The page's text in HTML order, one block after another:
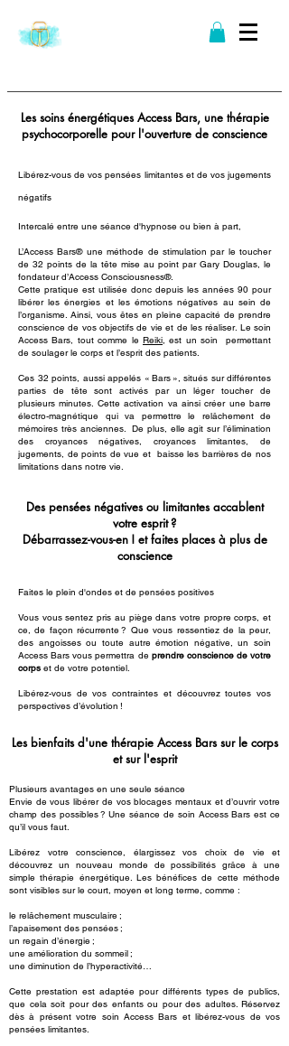
Les soins énergétiques Access Bars, une thérapie
psychocorporelle pour l'ouverture de conscience
Libérez-vous de vos pensées limitantes et de vos jugements
négatifs
Intercalé entre une séance d'hypnose ou bien à part,
L’Access Bars® une méthode de stimulation par le toucher
de 32 points de la tête mise au point par Gary Douglas, le
fondateur d’Access Consciousness®.
Cette pratique est utilisée donc depuis les années 90 pour
libérer les énergies et les émotions négatives au sein de
l’organisme. Ainsi, vous êtes en pleine capacité de prendre
conscience de vos objectifs de vie et de les réaliser. Le soin
Access Bars, tout comme le Reiki, est un soin permettant
de soulager le corps et l’esprit des patients.
Ces 32 points, aussi appelés « Bars », situés sur différentes
parties de tête sont activés par un léger toucher de
plusieurs minutes. Cette activation va ainsi créer une barre
électro-magnétique qui va permettre le relâchement de
mémoires très anciennes. De plus, elle agit sur l’élimination
des croyances négatives, croyances limitantes, de
jugements, de points de vue et baisse les barrières de nos
limitations dans notre vie.
Des pensées négatives ou limitantes accablent
votre esprit ?
Débarrassez-vous-en ! et faites places à plus de
conscience
Faites le plein d'ondes et de pensées positives
Vous vous sentez pris au piège dans votre propre corps, et
ce, de façon récurrente ? Que vous ressentiez de la peur,
des angoisses ou toute autre émotion négative, un soin
Access Bars vous permettra de prendre conscience de votre
corps et de votre potentiel.
Libérez-vous de vos contraintes et découvrez toutes vos
perspectives d’évolution !
Les bienfaits d'une thérapie Access Bars sur le corps
et sur l'esprit
Plusieurs avantages en une seule séance
Envie de vous libérer de vos blocages mentaux et d’ouvrir votre
champ des possibles ? Une séance de soin Access Bars est ce
qu’il vous faut.
Libérez votre conscience, élargissez vos choix de vie et
découvrez un nouveau monde de possibilités grâce à une
simple thérapie énergétique. Les bénéfices de cette méthode
sont visibles sur le court, moyen et long terme, comme :
le relâchement musculaire ;
l’apaisement des pensées ;
un regain d’énergie ;
une amélioration du sommeil ;
une diminution de l’hyperactivité…
Cette prestation est adaptée pour différents types de publics,
que cela soit pour des enfants ou pour des adultes. Réservez
dès à présent votre soin Access Bars et libérez-vous de vos
pensées limitantes.